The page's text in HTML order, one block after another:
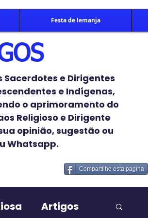
Festa de Iemanja
Sacerdotes e Dirigentes
e Indígenas,
o aprimoramento do
Religioso e Dirigente
opinião, sugestão ou
Whatsapp.
Compartilhe esta pagina
Artigos